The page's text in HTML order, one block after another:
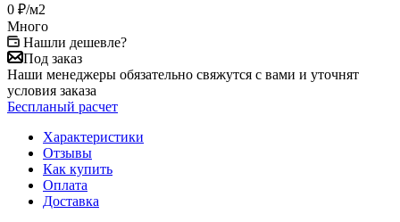
0 ₽/м2
Много
Нашли дешевле?
Под заказ
Наши менеджеры обязательно свяжутся с вами и уточнят
условия заказа
Беспланый расчет
Характеристики
Отзывы
Как купить
Оплата
Доставка